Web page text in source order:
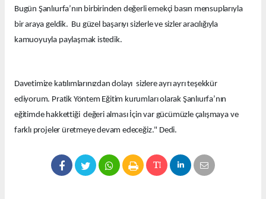
Bugün Şanlıurfa’nın birbirinden değerli emekçi basın mensuplarıyla
bir araya geldik. Bu güzel başarıyı sizlerle ve sizler aracılığıyla
kamuoyuyla paylaşmak istedik.
Davetimize katılımlarınızdan dolayı sizlere ayrı ayrı teşekkür
ediyorum. Pratik Yöntem Eğitim kurumları olarak Şanlıurfa’nın
eğitimde hakkettiği değeri alması İçin var gücümüzle çalışmaya ve
farklı projeler üretmeye devam edeceğiz." Dedi.